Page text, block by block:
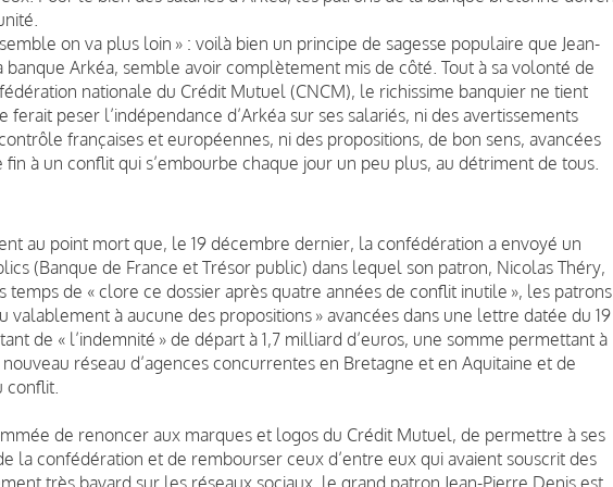
on va plus loin » : voilà bien un principe de sagesse populaire que Jean-
banque Arkéa, semble avoir complètement mis de côté. Tout à sa volonté de
nationale du Crédit Mutuel (CNCM), le richissime banquier ne tient
ferait peser l’indépendance d’Arkéa sur ses salariés, ni des avertissements
françaises et européennes, ni des propositions, de bon sens, avancées
à un conflit qui s’embourbe chaque jour un peu plus, au détriment de tous.
au point mort que, le 19 décembre dernier, la confédération a envoyé un
(Banque de France et Trésor public) dans lequel son patron, Nicolas Théry,
temps de « clore ce dossier après quatre années de conflit inutile », les patrons
valablement à aucune des propositions » avancées dans une lettre datée du 19
de « l’indemnité » de départ à 1,7 milliard d’euros, une somme permettant à
réseau d’agences concurrentes en Bretagne et en Aquitaine et de
conflit.
de renoncer aux marques et logos du Crédit Mutuel, de permettre à ses
la confédération et de rembourser ceux d’entre eux qui avaient souscrit des
très bavard sur les réseaux sociaux, le grand patron Jean-Pierre Denis est,